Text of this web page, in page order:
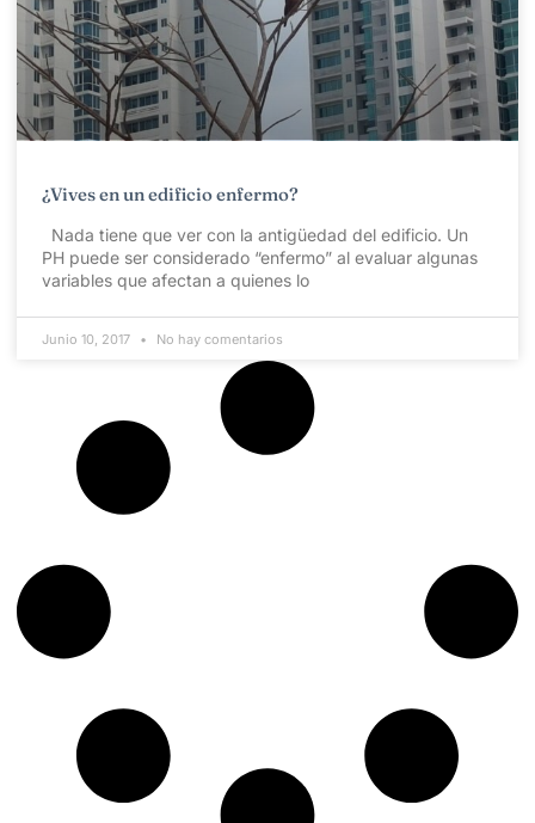
¿Vives en un edificio enfermo?
Nada tiene que ver con la antigüedad del edificio. Un
PH puede ser considerado “enfermo” al evaluar algunas
variables que afectan a quienes lo
Junio 10, 2017 No hay comentarios